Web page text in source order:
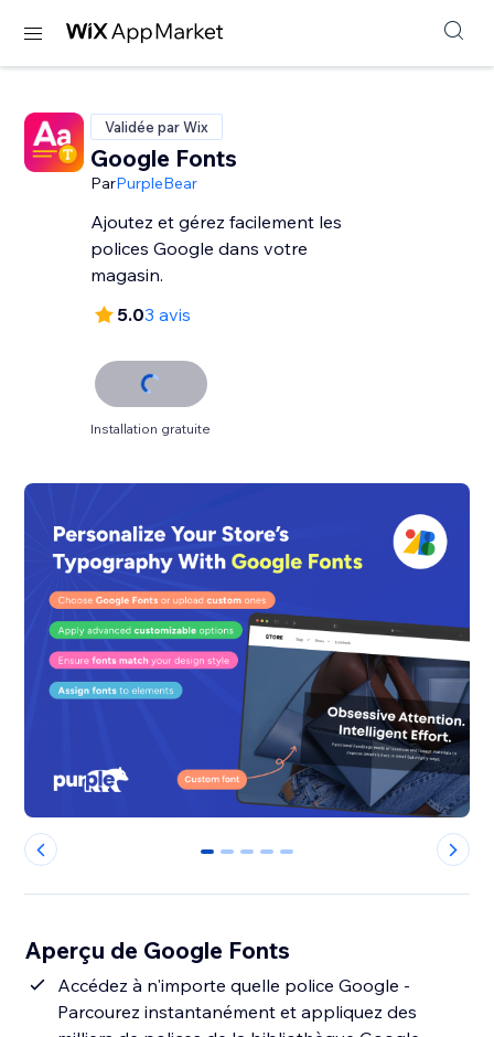
Validée par Wix
Google Fonts
ParPurpleBear
Ajoutez et gérez facilement les
polices Google dans votre
magasin.
5.03 avis
Installation gratuite
0 1 2 3 4
Aperçu de Google Fonts
Accédez à n'importe quelle police Google -
Parcourez instantanément et appliquez des